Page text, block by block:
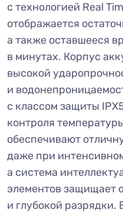
с технологией Real
отображается
а также оставшееся
в минутах. Корпус
высокой
и
с классом защиты
контроля
обеспечивают
даже при
а система
элементов защищает
и глубокой разрядки.